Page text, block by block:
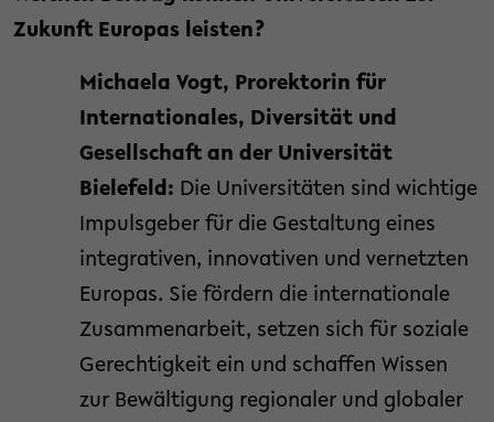
Zukunft Europas leisten?
Michaela Vogt, Prorektorin für
Internationales, Diversität und
Gesellschaft an der Universität
Bielefeld: Die Universitäten sind wichtige
Impulsgeber für die Gestaltung eines
integrativen, innovativen und vernetzten
Europas. Sie fördern die internationale
Zusammenarbeit, setzen sich für soziale
Gerechtigkeit ein und schaffen Wissen
zur Bewältigung regionaler und globaler